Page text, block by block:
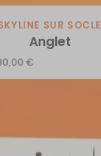
SUR SOCLE
Anglet
€